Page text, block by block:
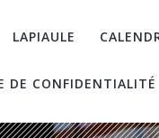
LAPIAULE
DE CONFIDENTIALITÉ